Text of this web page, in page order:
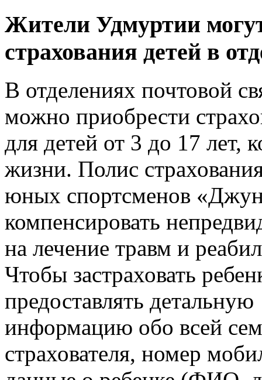
Жители Удмуртии
страхования детей в
В отделениях почтовой
можно приобрести
для детей от 3 до 17 лет,
жизни. Полис
юных спортсменов
компенсировать
на лечение травм и
Чтобы застраховать
предоставлять детальную
информацию обо всей
страхователя, номер